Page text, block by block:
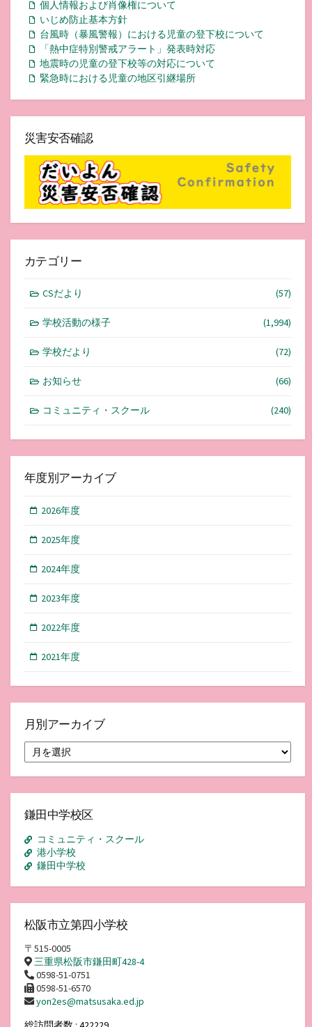
個人情報および肖像権について
いじめ防止基本方針
台風時（暴風警報）における児童の登下校について
「熱中症特別警戒アラート」発表時対応
地震時の児童の登下校等の対応について
緊急時における児童の地区引継場所
災害安否確認
カテゴリー
CSだより (57)
学校活動の様子 (1,994)
学校だより (72)
お知らせ (66)
コミュニティ・スクール (240)
年度別アーカイブ
2026年度
2025年度
2024年度
2023年度
2022年度
2021年度
月別アーカイブ
別
ア
イ
鎌田中学校区
コミュニティ・スクール
港小学校
鎌田中学校
松阪市立第四小学校
〒515-0005
三重県松阪市鎌田町428-4
0598-51-0751
0598-51-6570
yon2es@matsusaka.ed.jp